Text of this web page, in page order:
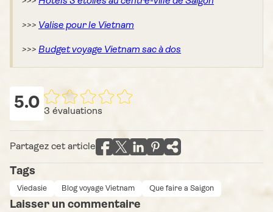
>>> Valise pour le Vietnam
>>> Budget voyage Vietnam sac à dos
5.0 3 évaluations
Partagez cet article
Tags
Viedasie Blog voyage Vietnam Que faire a Saigon
Laisser un commentaire